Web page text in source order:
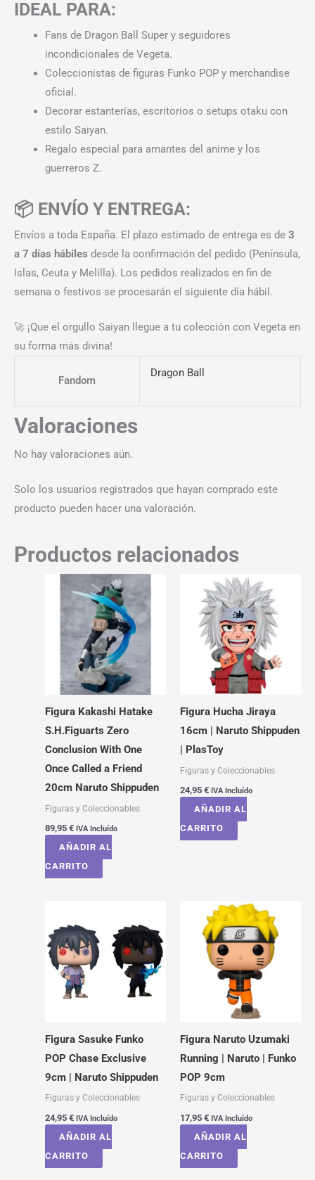
IDEAL PARA:
Fans de Dragon Ball Super y seguidores
incondicionales de Vegeta.
Coleccionistas de figuras Funko POP y merchandise
oficial.
Decorar estanterías, escritorios o setups otaku con
estilo Saiyan.
Regalo especial para amantes del anime y los
guerreros Z.
📦 ENVÍO Y ENTREGA:
Envíos a toda España. El plazo estimado de entrega es de 3
a 7 días hábiles desde la confirmación del pedido (Península,
Islas, Ceuta y Melilla). Los pedidos realizados en fin de
semana o festivos se procesarán el siguiente día hábil.
🚀 ¡Que el orgullo Saiyan llegue a tu colección con Vegeta en
su forma más divina!
Fandom
Dragon Ball
Valoraciones
No hay valoraciones aún.
Solo los usuarios registrados que hayan comprado este
producto pueden hacer una valoración.
Productos relacionados
Figura Kakashi Hatake
S.H.Figuarts Zero
Conclusion With One
Once Called a Friend
20cm Naruto Shippuden
Figuras y Coleccionables
89,95 € IVA Incluído
AÑADIR AL
CARRITO
Figura Hucha Jiraya
16cm | Naruto Shippuden
| PlasToy
Figuras y Coleccionables
24,95 € IVA Incluído
AÑADIR AL
CARRITO
Figura Sasuke Funko
POP Chase Exclusive
9cm | Naruto Shippuden
Figuras y Coleccionables
24,95 € IVA Incluído
AÑADIR AL
CARRITO
Figura Naruto Uzumaki
Running | Naruto | Funko
POP 9cm
Figuras y Coleccionables
17,95 € IVA Incluído
AÑADIR AL
CARRITO